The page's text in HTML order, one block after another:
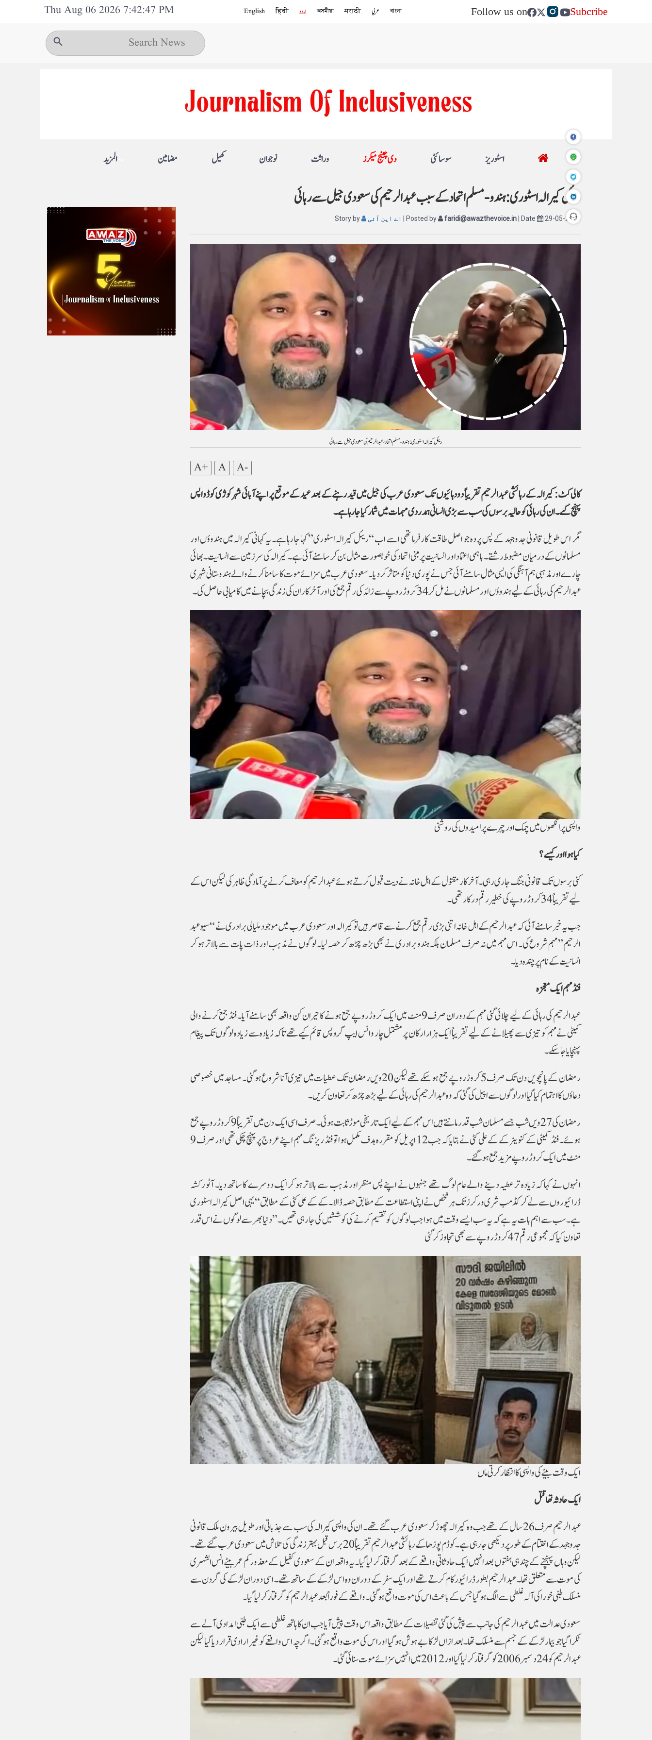
Thu Aug 06 2026 7:42:47 PM English हिंदी اردو অসমীয়া मराठी عربي বাংলা Follow us on Subcribe
المزيد مضامین کھیل نوجوان وراثت دی چینج میکرز سوسائٹی اسٹوریز
ریئل کیرالہ اسٹوری: ہندو - مسلم اتحاد کے سبب عبد الرحیم کی سعودی جیل سے رہائی
Story by | Posted by faridi@awazthevoice.in | Date 29-05-2026
ریئل کیرالہ اسٹوری: ہندو - مسلم اتحاد ،عبد الرحیم کی سعودی جیل سے رہائی
A+ A A-
کالی کٹ: کیرالہ کے رہائشی عبد الرحیم تقریباً دو دہائیوں تک سعودی عرب کی جیل میں قید رہنے کے بعد عید کے موقع پر اپنے آبائی شہر کوژی کوڈ واپس
پہنچ گئے۔ ان کی رہائی کو حالیہ برسوں کی سب سے بڑی انسانی ہمدردی مہمات میں شمار کیا جا رہا ہے۔
مگر اس طویل قانونی جدوجہد کے پس پردہ جو اصل طاقت کارفرما تھی اسے اب “ریئل کیرالہ اسٹوری” کہا جا رہا ہے۔ یہ کہانی کیرالہ میں ہندوؤں اور
مسلمانوں کے درمیان مضبوط رشتے۔ باہمی اعتماد اور انسانیت پر مبنی اتحاد کی خوبصورت مثال بن کر سامنے آئی ہے۔کیرالہ کی سرزمین سے انسانیت۔ بھائی
چارے اور مذہبی ہم آہنگی کی ایسی مثال سامنے آئی جس نے پوری دنیا کو متاثر کر دیا۔ سعودی عرب میں سزائے موت کا سامنا کرنے والے ہندوستانی شہری
عبد الرحیم کی رہائی کے لیے ہندوؤں اور مسلمانوں نے مل کر 34 کروڑ روپے سے زائد کی رقم جمع کی اور آخرکار ان کی زندگی بچانے میں کامیابی حاصل کی۔
واپسی پر انکھوں میں چمک اور چہرے پر امیدوں کی روشنی
کیا ہوا اور کیسے؟
کئی برسوں تک قانونی جنگ جاری رہی۔ آخرکار مقتول کے اہل خانہ نے دیت قبول کرتے ہوئے عبد الرحیم کو معاف کرنے پر آمادگی ظاہر کی لیکن اس کے
لیے تقریباً 34 کروڑ روپے کی خطیر رقم درکار تھی۔
جب یہ خبر سامنے آئی کہ عبد الرحیم کے اہل خانہ اتنی بڑی رقم جمع کرنے سے قاصر ہیں تو کیرالہ اور سعودی عرب میں موجود ملیالی برادری نے “سیو عبد
الرحیم” مہم شروع کی۔ اس مہم میں نہ صرف مسلمان بلکہ ہندو برادری نے بھی بڑھ چڑھ کر حصہ لیا۔ لوگوں نے مذہب اور ذات پات سے بالاتر ہو کر
انسانیت کے نام پر چندہ دیا۔
فنڈ مہم ایک معجزہ
عبد الرحیم کی رہائی کے لیے چلائی گئی مہم کے دوران صرف 9 منٹ میں ایک کروڑ روپے جمع ہونے کا حیران کن واقعہ بھی سامنے آیا۔فنڈ جمع کرنے والی
کمیٹی نے مہم کو تیزی سے پھیلانے کے لیے تقریباً ایک ہزار ارکان پر مشتمل چار واٹس ایپ گروپس قائم کیے تھے تاکہ زیادہ سے زیادہ لوگوں تک پیغام
پہنچایا جا سکے۔
رمضان کے پانچویں دن تک صرف 5 کروڑ روپے جمع ہو سکے تھے لیکن 20ویں رمضان تک عطیات میں تیزی آنا شروع ہوگئی۔ مساجد میں خصوصی
دعاؤں کا اہتمام کیا گیا اور لوگوں سے اپیل کی گئی کہ وہ عبد الرحیم کی رہائی کے لیے بڑھ چڑھ کر تعاون کریں۔
رمضان کی 27ویں شب جسے مسلمان شب قدر مانتے ہیں اس مہم کے لیے ایک تاریخی موڑ ثابت ہوئی۔ صرف اسی ایک دن میں تقریباً 9 کروڑ روپے جمع
ہوئے۔ فنڈ کمیٹی کے کنوینر کے کے علی کٹی نے بتایا کہ جب 12 اپریل کو مقررہ ہدف مکمل ہوا تو فنڈ ریزنگ مہم اپنے عروج پر پہنچ چکی تھی اور صرف 9
منٹ میں ایک کروڑ روپے مزید جمع ہوگئے۔
انہوں نے کہا کہ زیادہ تر عطیہ دینے والے عام لوگ تھے جنہوں نے اپنے پس منظر اور مذہب سے بالاتر ہو کر ایک دوسرے کا ساتھ دیا۔ آٹو رکشہ
ڈرائیوروں سے لے کر کڈمب شری ورکرز تک ہر شخص نے اپنی استطاعت کے مطابق حصہ ڈالا۔کے کے علی کٹی کے مطابق “یہی اصل کیرالہ اسٹوری
ہے۔ سب سے اہم بات یہ ہے کہ یہ سب ایسے وقت میں ہوا جب لوگوں کو تقسیم کرنے کی کوششیں کی جا رہی تھیں۔” دنیا بھر سے لوگوں نے اس قدر
تعاون کیا کہ مجموعی رقم 47 کروڑ روپے سے بھی تجاوز کر گئی
ایک وقت بیٹے کی واپسی کا انتظار کرتی ماں
ایک حادثہ تھا قتل
عبد الرحیم صرف 26 سال کے تھے جب وہ کیرالہ چھوڑ کر سعودی عرب گئے تھے۔ ان کی واپسی کیرالہ کی سب سے جذباتی اور طویل بیرون ملک قانونی
جدوجہد کے اختتام کے طور پر دیکھی جا رہی ہے۔کوڈم پوزھا کے رہائشی عبد الرحیم تقریباً 20 برس قبل بہتر زندگی کی تلاش میں سعودی عرب گئے تھے۔
لیکن وہاں پہنچنے کے چند ہی ہفتوں بعد انہیں ایک حادثاتی واقعے کے بعد گرفتار کر لیا گیا۔یہ واقعہ ان کے سعودی کفیل کے معذور کم عمر بیٹے انس الشہری
کی موت سے متعلق تھا۔ عبد الرحیم بطور ڈرائیور کام کرتے تھے اور ایک سفر کے دوران وہ اس لڑکے کے ساتھ تھے۔ اسی دوران لڑکے کی گردن سے
منسلک طبی خوراکی آلہ غلطی سے الگ ہوگیا جس کے باعث اس کی موت واقع ہوگئی۔ واقعے کے فوراً بعد عبد الرحیم کو گرفتار کر لیا گیا۔
سعودی عدالت میں عبد الرحیم کی جانب سے پیش کی گئی تفصیلات کے مطابق واقعہ اس وقت پیش آیا جب ان کا ہاتھ غلطی سے ایک طبی امدادی آلے سے
ٹکرا گیا جو بیمار لڑکے کے جسم سے منسلک تھا۔ بعد ازاں لڑکا بے ہوش ہوگیا اور اس کی موت واقع ہوگئی۔ اگرچہ اس واقعے کو غیر ارادی قرار دیا گیا لیکن
عبد الرحیم کو 24 دسمبر 2006 کو گرفتار کر لیا گیا اور 2012 میں انہیں سزائے موت سنائی گئی۔